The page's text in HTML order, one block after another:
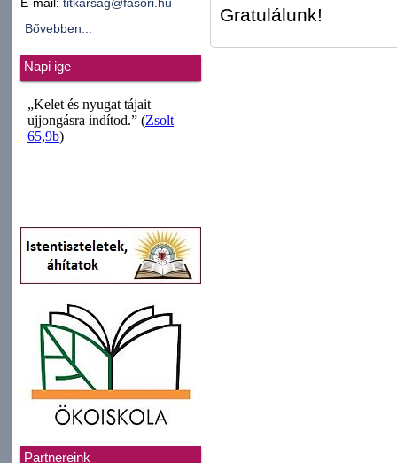
E-mail: titkarsag@fasori.hu
Bővebben...
Napi ige
Partnereink
Gratulálunk!